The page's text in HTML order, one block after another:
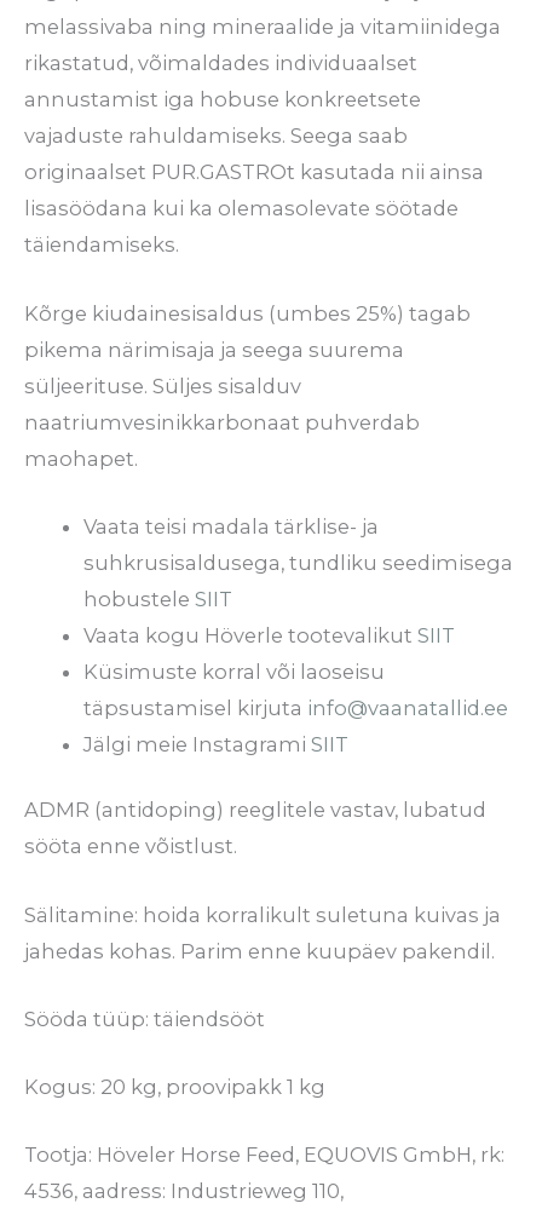
melassivaba ning mineraalide ja vitamiinidega
rikastatud, võimaldades individuaalset
annustamist iga hobuse konkreetsete
vajaduste rahuldamiseks. Seega saab
originaalset PUR.GASTROt kasutada nii ainsa
lisasöödana kui ka olemasolevate söötade
täiendamiseks.
Kõrge kiudainesisaldus (umbes 25%) tagab
pikema närimisaja ja seega suurema
süljeerituse. Süljes sisalduv
naatriumvesinikkarbonaat puhverdab
maohapet.
Vaata teisi madala tärklise- ja
suhkrusisaldusega, tundliku seedimisega
hobusteleSIIT
Vaata kogu Höverle tootevalikutSIIT
Küsimuste korral või laoseisu
täpsustamisel kirjuta info@vaanatallid.ee
Jälgi meie InstagramiSIIT
ADMR (antidoping) reeglitele vastav, lubatud
sööta enne võistlust.
Sälitamine: hoida korralikult suletuna kuivas ja
jahedas kohas. Parim enne kuupäev pakendil.
Sööda tüüp: täiendsööt
Kogus: 20 kg, proovipakk 1 kg
Tootja: Höveler Horse Feed, EQUOVIS GmbH, rk:
4536, aadress: Industrieweg 110,